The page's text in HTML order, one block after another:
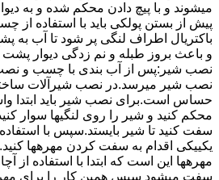
میشوند و با پیچ دادن محکم شده و به
پیش از بستن پولکی باید با استفاده از
باکتریال اطراف لنگی پر شود تا آب به
و باعث بروز طبله و نم زدگی دیوار
نصب شیر:پس از آب بندی با چسب و نصب
نصب شیر میرسد.در نصب شیرآلات
حساس است.برای نصب شیر باید ابتدا
محکم کنید و شیر را روی لنگیها سوار
سفت کنید تا شیر بایستد.سپس با
یکییکی اقدام به سفت کردن مهرهها
مهرهها این است که ابتدا با استفاده از
سفت میشود سپس همین کار را برای